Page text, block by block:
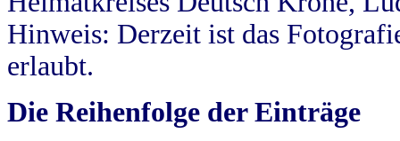
Hinweis: Derzeit ist das
erlaubt.
Die Reihenfolge der Einträge